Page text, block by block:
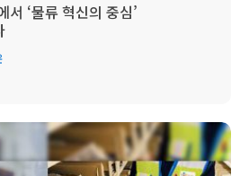
‘물류 혁신의 중심’